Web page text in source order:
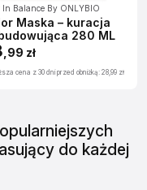
In Balance By ONLYBIO
Maska – kuracja
280 ML
99 zł
cena z 30 dni przed obniżką:28,99 zł
do każdej